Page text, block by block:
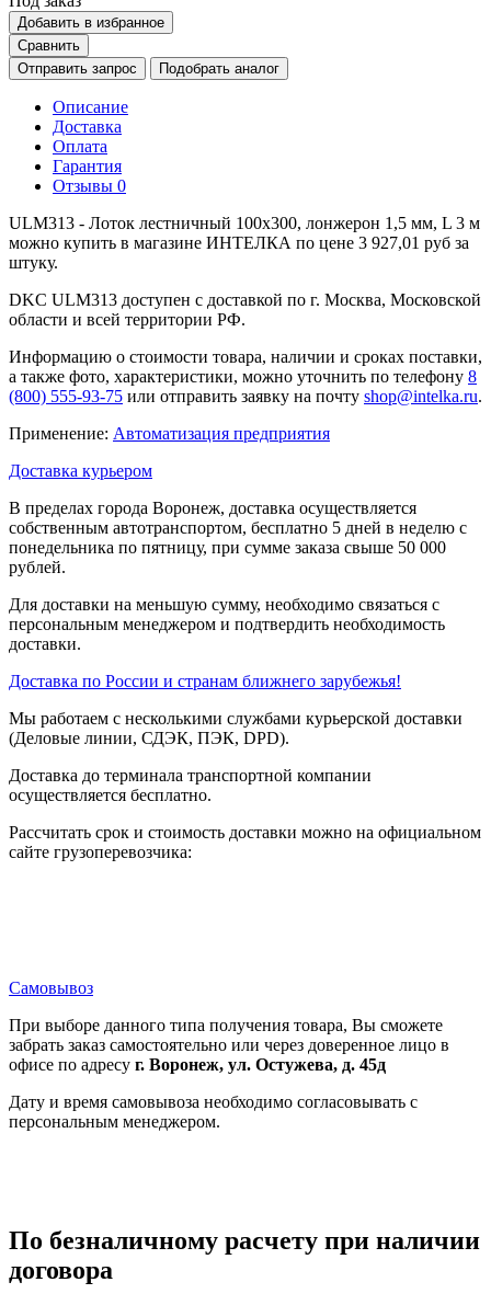
Добавить в избранное
Сравнить
Отправить запрос
Подобрать аналог
Описание
Доставка
Оплата
Гарантия
Отзывы 0
ULM313 - Лоток лестничный 100х300, лонжерон 1,5 мм, L 3 м
можно купить в магазине ИНТЕЛКА по цене 3 927,01 руб за
штуку.
DKC ULM313 доступен с доставкой по г. Москва, Московской
области и всей территории РФ.
Информацию о стоимости товара, наличии и сроках поставки,
а также фото, характеристики, можно уточнить по телефону 8
(800) 555-93-75 или отправить заявку на почту shop@intelka.ru.
Применение: Автоматизация предприятия
Доставка курьером
В пределах города Воронеж, доставка осуществляется
собственным автотранспортом, бесплатно 5 дней в неделю с
понедельника по пятницу, при сумме заказа свыше 50 000
рублей.
Для доставки на меньшую сумму, необходимо связаться с
персональным менеджером и подтвердить необходимость
доставки.
Доставка по России и странам ближнего зарубежья!
Мы работаем с несколькими службами курьерской доставки
(Деловые линии, СДЭК, ПЭК, DPD).
Доставка до терминала транспортной компании
осуществляется бесплатно.
Рассчитать срок и стоимость доставки можно на официальном
сайте грузоперевозчика:
Самовывоз
При выборе данного типа получения товара, Вы сможете
забрать заказ самостоятельно или через доверенное лицо в
офисе по адресу г. Воронеж, ул. Остужева, д. 45д
Дату и время самовывоза необходимо согласовывать с
персональным менеджером.
По безналичному расчету при наличии
договора